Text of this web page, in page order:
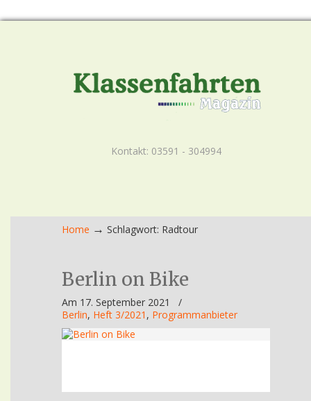
Kontakt: 03591 - 304994
Home → Schlagwort: Radtour
Berlin on Bike
Am 17. September 2021
/
Berlin, Heft 3/2021 , Programmanbieter